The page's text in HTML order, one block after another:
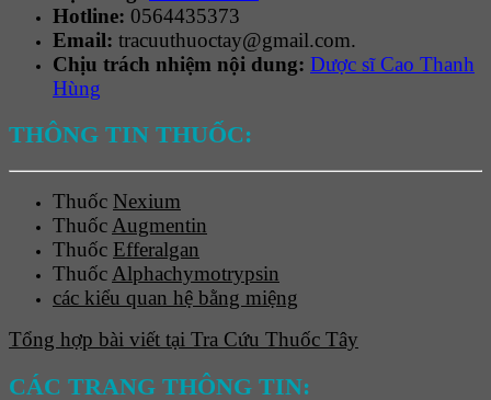
Hotline: 0564435373
Email: tracuuthuoctay@gmail.com.
Chịu trách nhiệm nội dung: Dược sĩ Cao Thanh
Hùng
THÔNG TIN THUỐC:
Thuốc Nexium
Thuốc Augmentin
Thuốc Efferalgan
Thuốc Alphachymotrypsin
các kiểu quan hệ bằng miệng
Tổng hợp bài viết tại Tra Cứu Thuốc Tây
CÁC TRANG THÔNG TIN: